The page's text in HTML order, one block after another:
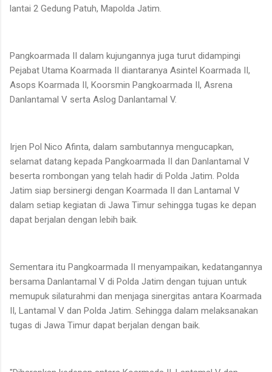
lantai 2 Gedung Patuh, Mapolda Jatim.
Pangkoarmada II dalam kujungannya juga turut didampingi
Pejabat Utama Koarmada II diantaranya Asintel Koarmada II,
Asops Koarmada II, Koorsmin Pangkoarmada II, Asrena
Danlantamal V serta Aslog Danlantamal V.
Irjen Pol Nico Afinta, dalam sambutannya mengucapkan,
selamat datang kepada Pangkoarmada II dan Danlantamal V
beserta rombongan yang telah hadir di Polda Jatim. Polda
Jatim siap bersinergi dengan Koarmada II dan Lantamal V
dalam setiap kegiatan di Jawa Timur sehingga tugas ke depan
dapat berjalan dengan lebih baik.
Sementara itu Pangkoarmada II menyampaikan, kedatangannya
bersama Danlantamal V di Polda Jatim dengan tujuan untuk
memupuk silaturahmi dan menjaga sinergitas antara Koarmada
II, Lantamal V dan Polda Jatim. Sehingga dalam melaksanakan
tugas di Jawa Timur dapat berjalan dengan baik.